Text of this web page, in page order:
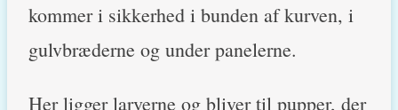
kommer i sikkerhed i bunden af kurven, i
gulvbræderne og under panelerne.
Her ligger larverne og bliver til pupper, der